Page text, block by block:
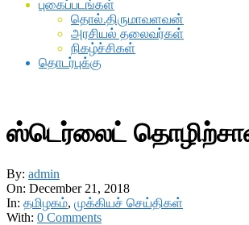
புகைப்படங்கள்
தொல்.திருமாவளவன்
அரசியல் தலைவர்கள்
நிகழ்ச்சிகள்
தொடர்புக்கு
ஸ்டெர்லைட்
By: admin
On: December 21, 2018
In: தமிழகம், முக்கியச் செய்திகள்
With: 0 Comments